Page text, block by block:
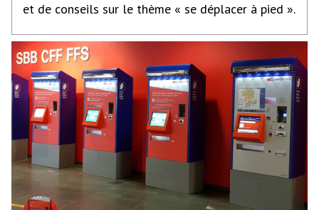
et de conseils sur le thème « se déplacer à pied ».